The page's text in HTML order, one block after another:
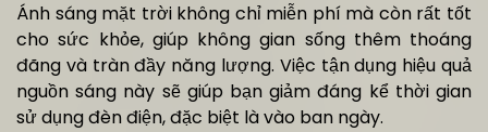
Ánh sáng mặt trời không chỉ miễn phí mà còn rất tốt
cho sức khỏe, giúp không gian sống thêm thoáng
đãng và tràn đầy năng lượng. Việc tận dụng hiệu quả
nguồn sáng này sẽ giúp bạn giảm đáng kể thời gian
sử dụng đèn điện, đặc biệt là vào ban ngày.